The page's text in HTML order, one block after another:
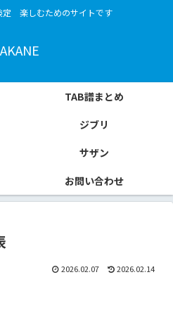
定 楽しむためのサイトです
TAB譜まとめ
ジブリ
サザン
お問い合わせ
2026.02.07 2026.02.14